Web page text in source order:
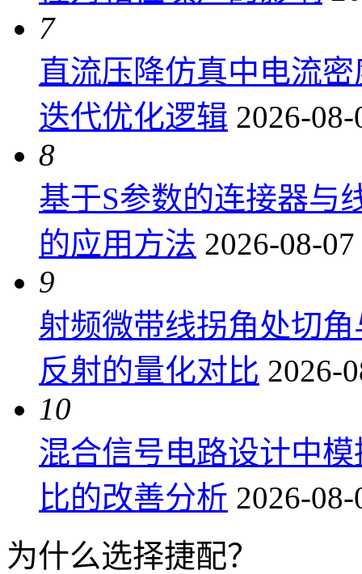
7
直流压降仿真中电流
迭代优化逻辑 2026-
8
基于S参数的连接器与
的应用方法 2026-08-
9
射频微带线拐角处切
反射的量化对比 2026-
10
混合信号电路设计中
比的改善分析 2026-
为什么选择捷配？